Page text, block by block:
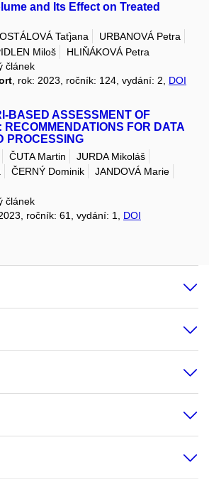
and Its Effect on Treated
Taťjana
URBANOVÁ Petra
Miloš
HLIŇÁKOVÁ Petra
článek
, rok: 2023, ročník: 124, vydání: 2, DOI
BASED ASSESSMENT OF
FOR DATA
PROCESSING
ČUTA Martin
JURDA Mikoláš
ČERNÝ Dominik
JANDOVÁ Marie
článek
2023, ročník: 61, vydání: 1, DOI